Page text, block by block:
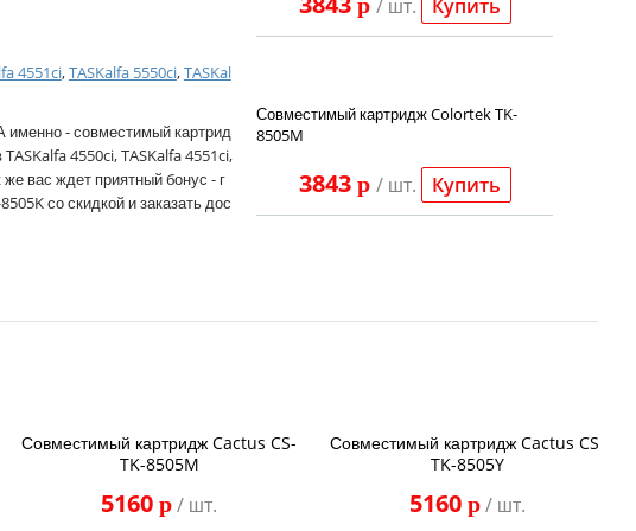
4551ci,TASKalfa 5550ci,TASKal
именно - совместимый картрид
4550ci, TASKalfa 4551ci,
вас ждет приятный бонус - г
со скидкой и заказать дос
/ шт. Купить
Совместимый картридж Colortek TK-
8505M
3843 p / шт. Купить
Совместимый картридж Cactus CS-
TK-8505M
5160 p/ шт.
Совместимый картридж Cactus CS-
TK-8505Y
5160 p/ шт.